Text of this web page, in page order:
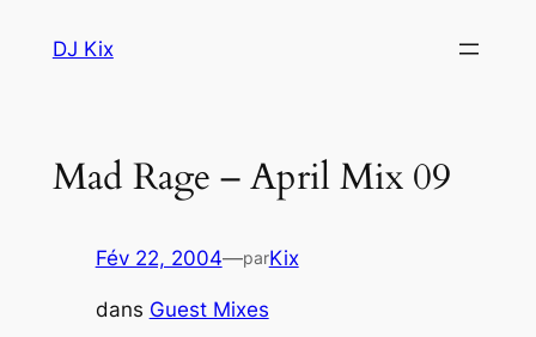
DJ Kix
Mad Rage – April Mix 09
Fév 22, 2004—parKix
dans Guest Mixes